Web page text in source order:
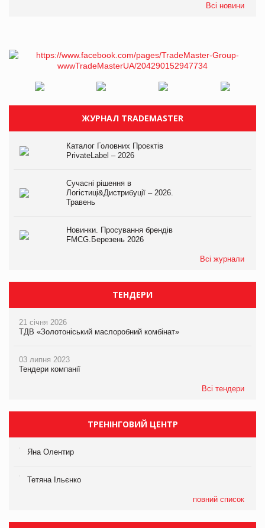
Всі новини
ЖУРНАЛ TRADEMASTER
Каталог Головних Проєктів
PrivateLabel – 2026
Сучасні рішення в
Логістиці&Дистрибуції – 2026.
Травень
Новинки. Просування брендів
FMCG.Березень 2026
Всі журнали
ТЕНДЕРИ
21 січня 2026
ТДВ «Золотоніський маслоробний комбінат»
03 липня 2023
Тендери компанії
Всі тендери
ТРЕНІНГОВИЙ ЦЕНТР
Яна Олентир
Тетяна Ільєнко
повний список